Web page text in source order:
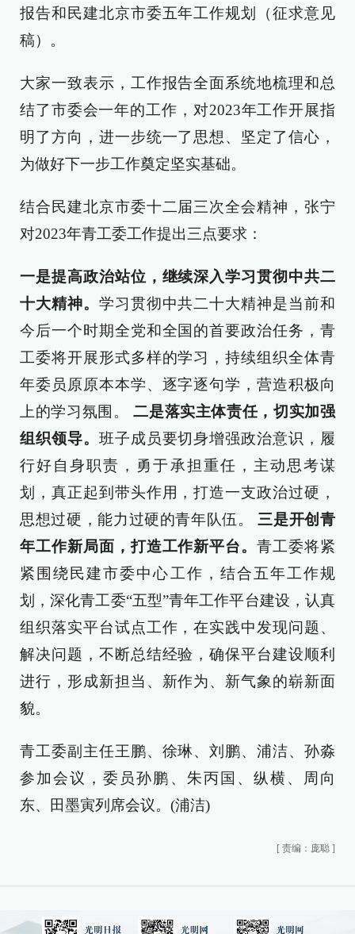
报告和民建北京市委五年工作规划（征求意见
稿）。
大家一致表示，工作报告全面系统地梳理和总
结了市委会一年的工作，对2023年工作开展指
明了方向，进一步统一了思想、坚定了信心，
为做好下一步工作奠定坚实基础。
结合民建北京市委十二届三次全会精神，张宁
对2023年青工委工作提出三点要求：
一是提高政治站位，继续深入学习贯彻中共二
十大精神。 学习贯彻中共二十大精神是当前和
今后一个时期全党和全国的首要政治任务，青
工委将开展形式多样的学习，持续组织全体青
年委员原原本本学、逐字逐句学，营造积极向
上的学习氛围。
二是落实主体责任，切实加强
组织领导。 班子成员要切身增强政治意识，履
行好自身职责，勇于承担重任，主动思考谋
划，真正起到带头作用，打造一支政治过硬，
思想过硬，能力过硬的青年队伍。
三是开创青
年工作新局面，打造工作新平台。青工委将紧
紧围绕民建市委中心工作，结合五年工作规
划，深化青工委“五型”青年工作平台建设，认真
组织落实平台试点工作，在实践中发现问题、
解决问题，不断总结经验，确保平台建设顺利
进行，形成新担当、新作为、新气象的崭新面
貌。
青工委副主任王鹏、徐琳、刘鹏、浦洁、孙淼
参加会议，委员孙鹏、朱丙国、纵横、周向
东、田墨寅列席会议。(浦洁)
[ 责编：庞聪 ]